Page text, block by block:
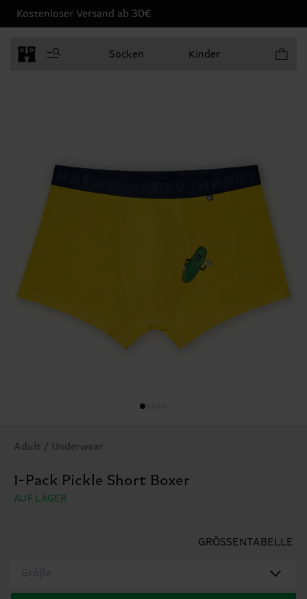
Kostenloser Versand ab 30€
Socken Kinder
Adult / Underwear
1-Pack Pickle Short Boxer
AUF LAGER
GRÖSSENTABELLE
Größe